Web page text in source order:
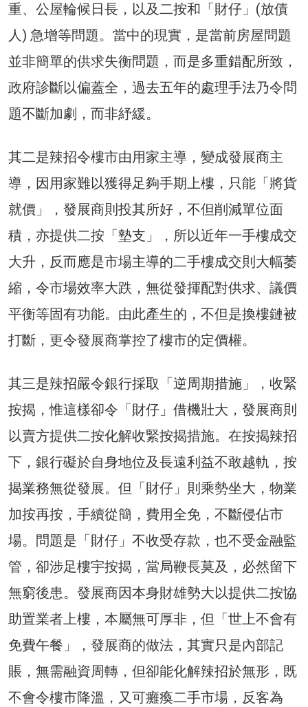
重、公屋輪候日長，以及二按和「財仔」(放債
人) 急增等問題。當中的現實，是當前房屋問題
並非簡單的供求失衡問題，而是多重錯配所致，
政府診斷以偏蓋全，過去五年的處理手法乃令問
題不斷加劇，而非紓緩。
其二是辣招令樓市由用家主導，變成發展商主
導，因用家難以獲得足夠手期上樓，只能「將貨
就價」，發展商則投其所好，不但削減單位面
積，亦提供二按「墊支」，所以近年一手樓成交
大升，反而應是市場主導的二手樓成交則大幅萎
縮，令市場效率大跌，無從發揮配對供求、議價
平衡等固有功能。由此產生的，不但是換樓鏈被
打斷，更令發展商掌控了樓市的定價權。
其三是辣招嚴令銀行採取「逆周期措施」，收緊
按揭，惟這樣卻令「財仔」借機壯大，發展商則
以賣方提供二按化解收緊按揭措施。在按揭辣招
下，銀行礙於自身地位及長遠利益不敢越軌，按
揭業務無從發展。但「財仔」則乘勢坐大，物業
加按再按，手續從簡，費用全免，不斷侵佔市
場。問題是「財仔」不收受存款，也不受金融監
管，卻涉足樓宇按揭，當局鞭長莫及，必然留下
無窮後患。發展商因本身財雄勢大以提供二按協
助置業者上樓，本屬無可厚非，但「世上不會有
免費午餐」，發展商的做法，其實只是內部記
賬，無需融資周轉，但卻能化解辣招於無形，既
不會令樓市降溫，又可癱瘓二手市場，反客為